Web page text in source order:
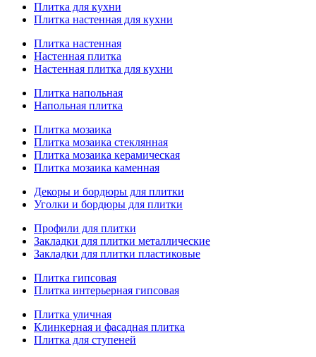
Плитка для кухни
Плитка настенная для кухни
Плитка настенная
Настенная плитка
Настенная плитка для кухни
Плитка напольная
Напольная плитка
Плитка мозаика
Плитка мозаика стеклянная
Плитка мозаика керамическая
Плитка мозаика каменная
Декоры и бордюры для плитки
Уголки и бордюры для плитки
Профили для плитки
Закладки для плитки металлические
Закладки для плитки пластиковые
Плитка гипсовая
Плитка интерьерная гипсовая
Плитка уличная
Клинкерная и фасадная плитка
Плитка для ступеней